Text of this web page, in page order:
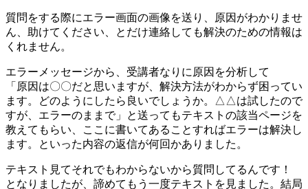
質問をする際にエラー画面の画像を送り、原因がわかりませ
ん、助けてください、とだけ連絡しても解決のための情報は
くれません。
エラーメッセージから、受講者なりに原因を分析して
「原因は〇〇だと思いますが、解決方法がわからず困ってい
ます。どのようにしたら良いでしょうか。△△は試したので
すが、エラーのままで」と送ってもテキストの該当ページを
教えてもらい、ここに書いてあることすればエラーは解決し
ます。といった内容の返信が何回かありました。
テキスト見てそれでもわからないから質問してるんです！
となりましたが、諦めてもう一度テキストを見ました。結局